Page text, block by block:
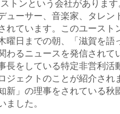
トンという会社がありま
ューサー、音楽家、タレン
れています。このユースト
曜日までの朝、「滋賀を語
わるニュースを発信されて
長をしている特定非営利活
ジェクトのことが紹介され
新」の理事をされている秋
ました。